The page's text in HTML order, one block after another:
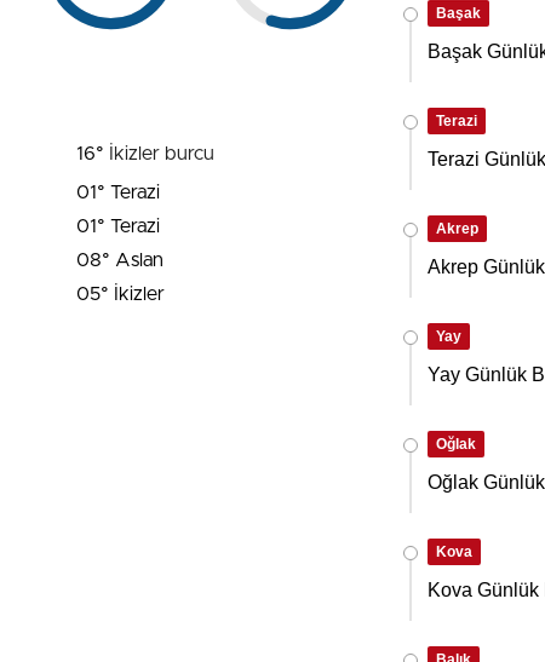
16° İkizler burcu
01° Terazi
01° Terazi
08° Aslan
05° İkizler
Başak
Başak
Terazi
Terazi
Akrep
Akrep
Yay
Yay Günlük
Oğlak
Oğlak
Kova
Kova Günlük